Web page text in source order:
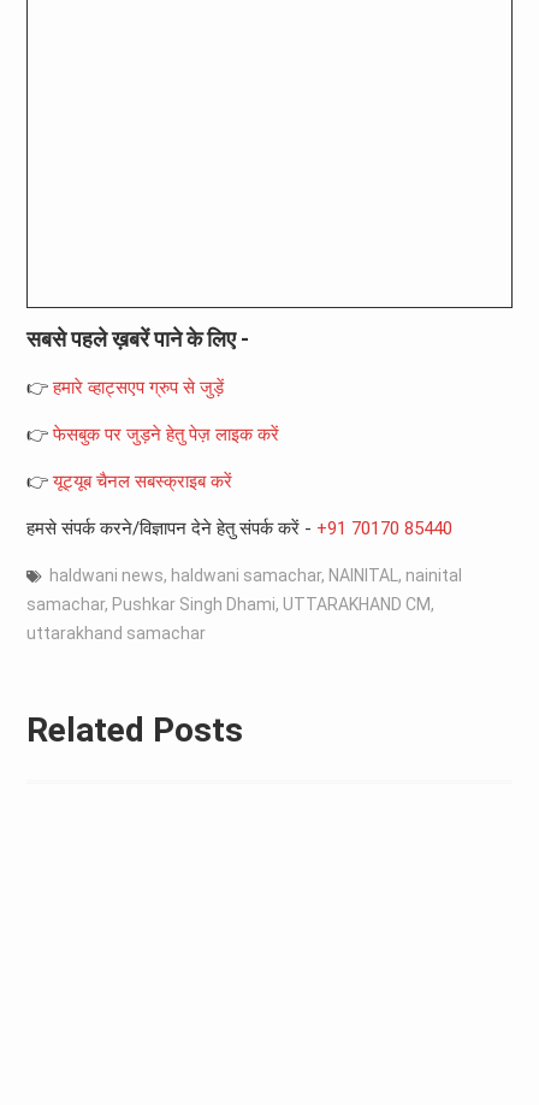
सबसे पहले ख़बरें पाने के लिए -
👉हमारे व्हाट्सएप ग्रुप से जुड़ें
👉फेसबुक पर जुड़ने हेतु पेज़ लाइक करें
👉यूट्यूब चैनल सबस्क्राइब करें
हमसे संपर्क करने/विज्ञापन देने हेतु संपर्क करें - +91 70170 85440
haldwani news, haldwani samachar, NAINITAL , nainital
samachar, Pushkar Singh Dhami, UTTARAKHAND CM,
uttarakhand samachar
Related Posts